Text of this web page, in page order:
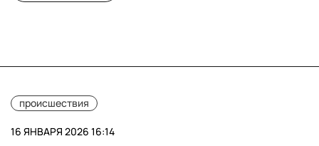
происшествия
16 ЯНВАРЯ 2026 16:14